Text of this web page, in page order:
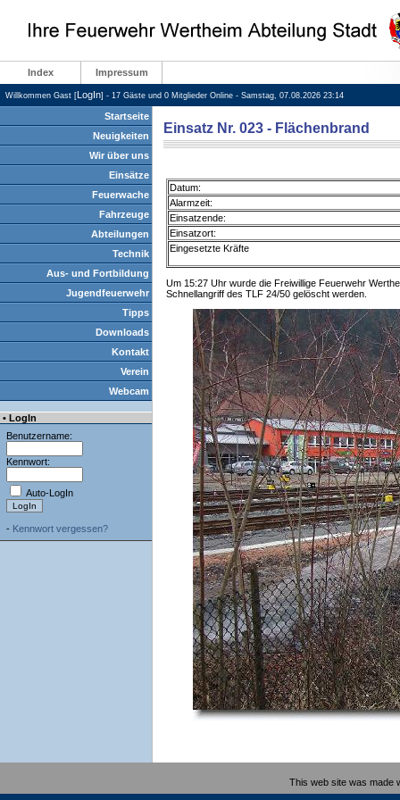
Index Impressum
Willkommen Gast [LogIn] - 17 Gäste und 0 Mitglieder Online - Samstag, 07.08.2026 23:14
Startseite
Neuigkeiten
Wir über uns
Einsätze
Feuerwache
Fahrzeuge
Abteilungen
Technik
Aus- und Fortbildung
Jugendfeuerwehr
Tipps
Downloads
Kontakt
Verein
Webcam
• LogIn
Benutzername:
Kennwort:
Auto-LogIn
- Kennwort vergessen?
Einsatz Nr. 023 - Flächenbrand
Datum:
Alarmzeit:
Einsatzende:
Einsatzort:
Eingesetzte Kräfte
Um 15:27 Uhr wurde die Freiwillige Feuerwehr
Schnellangriff des TLF 24/50 gelöscht werden.
This web site was made